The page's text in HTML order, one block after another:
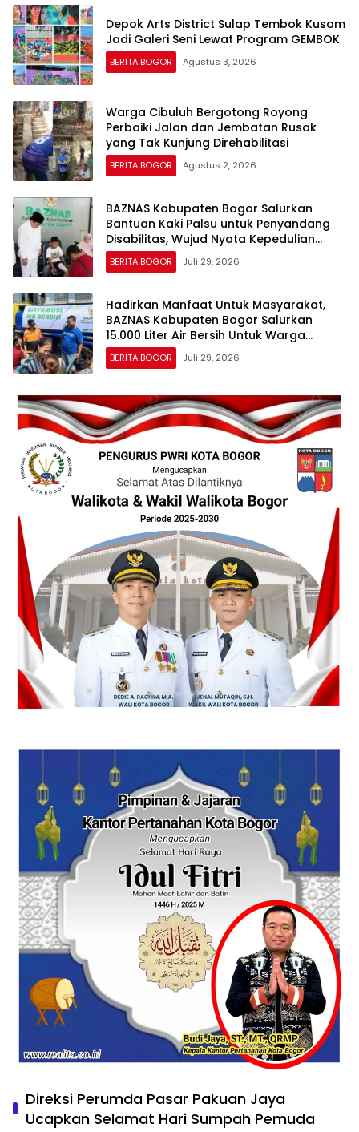
Depok Arts District Sulap Tembok Kusam
Jadi Galeri Seni Lewat Program GEMBOK
BERITA BOGOR Agustus 3, 2026
Warga Cibuluh Bergotong Royong
Perbaiki Jalan dan Jembatan Rusak
yang Tak Kunjung Direhabilitasi
BERITA BOGOR Agustus 2, 2026
BAZNAS Kabupaten Bogor Salurkan
Bantuan Kaki Palsu untuk Penyandang
Disabilitas, Wujud Nyata Kepedulian
dalam Program “Bogor Peduli”
BERITA BOGOR Juli 29, 2026
Hadirkan Manfaat Untuk Masyarakat,
BAZNAS Kabupaten Bogor Salurkan
15.000 Liter Air Bersih Untuk Warga
Terdampak Kekeringan
BERITA BOGOR Juli 29, 2026
Direksi Perumda Pasar Pakuan Jaya
Ucapkan Selamat Hari Sumpah Pemuda